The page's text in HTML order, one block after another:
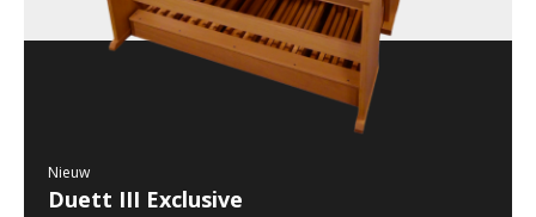
Nieuw
Duett III Exclusive